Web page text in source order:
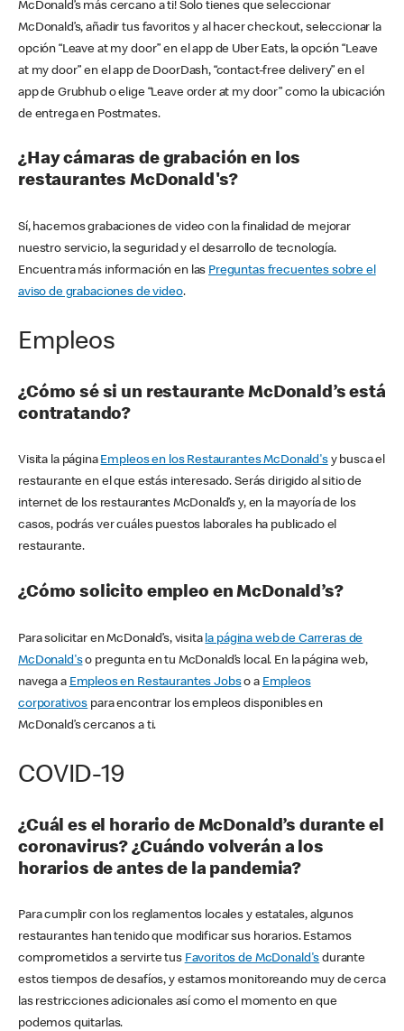
McDonald’s más cercano a ti! Solo tienes que seleccionar
McDonald’s, añadir tus favoritos y al hacer checkout, seleccionar la
opción “Leave at my door” en el app de Uber Eats, la opción “Leave
at my door” en el app de DoorDash, “contact-free delivery” en el
app de Grubhub o elige “Leave order at my door” como la ubicación
de entrega en Postmates.
¿Hay cámaras de grabación en los
restaurantes McDonald's?
Sí, hacemos grabaciones de video con la finalidad de mejorar
nuestro servicio, la seguridad y el desarrollo de tecnología.
Encuentra más información en las Preguntas frecuentes sobre el
aviso de grabaciones de video.
Empleos
¿Cómo sé si un restaurante McDonald’s está
contratando?
Visita la página Empleos en los Restaurantes McDonald'sy busca el
restaurante en el que estás interesado. Serás dirigido al sitio de
internet de los restaurantes McDonald’s y, en la mayoría de los
casos, podrás ver cuáles puestos laborales ha publicado el
restaurante.
¿Cómo solicito empleo en McDonald’s?
Para solicitar en McDonald’s, visita la página web de Carreras de
McDonald'so pregunta en tu McDonald’s local. En la página web,
navega a Empleos en Restaurantes Jobso a Empleos
corporativos para encontrar los empleos disponibles en
McDonald’s cercanos a ti.
COVID-19
¿Cuál es el horario de McDonald’s durante el
coronavirus? ¿Cuándo volverán a los
horarios de antes de la pandemia?
Para cumplir con los reglamentos locales y estatales, algunos
restaurantes han tenido que modificar sus horarios. Estamos
comprometidos a servirte tus Favoritos de McDonald's durante
estos tiempos de desafíos, y estamos monitoreando muy de cerca
las restricciones adicionales así como el momento en que
podemos quitarlas.